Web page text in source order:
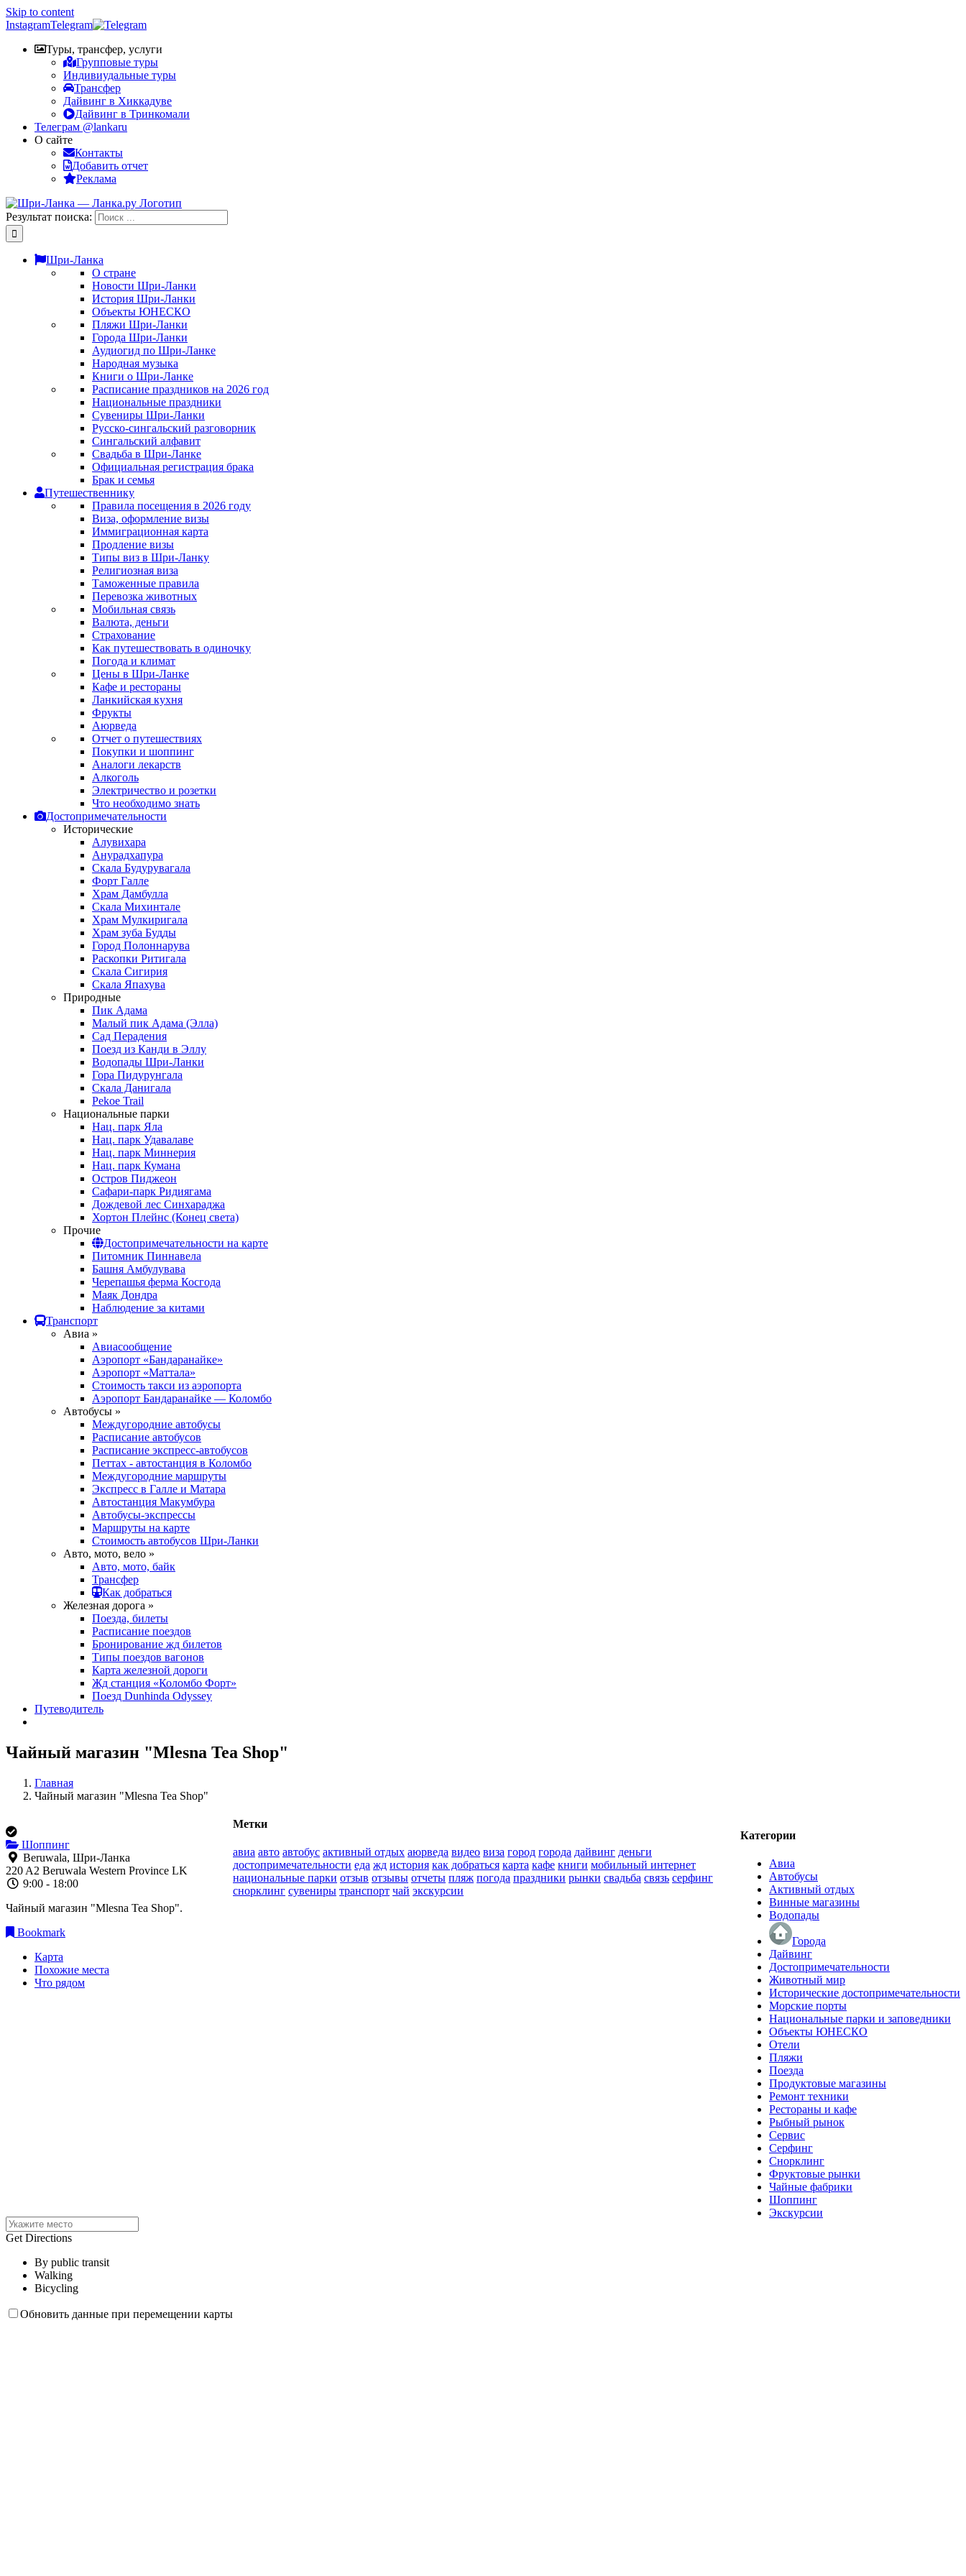
Skip to content
InstagramTelegram
Туры, трансфер, услуги
Групповые туры
Индивиудальные туры
Трансфер
Дайвинг в Хиккадуве
Дайвинг в Тринкомали
Телеграм @lankaru
О сайте
Контакты
Добавить отчет
Реклама
Результат поиска:
Шри-Ланка
О стране
Новости Шри-Ланки
История Шри-Ланки
Объекты ЮНЕСКО
Пляжи Шри-Ланки
Города Шри-Ланки
Аудиогид по Шри-Ланке
Народная музыка
Книги о Шри-Ланке
Расписание праздников на 2026 год
Национальные праздники
Сувениры Шри-Ланки
Русско-сингальский разговорник
Сингальский алфавит
Свадьба в Шри-Ланке
Официальная регистрация брака
Брак и семья
Путешественнику
Правила посещения в 2026 году
Виза, оформление визы
Иммиграционная карта
Продление визы
Типы виз в Шри-Ланку
Религиозная виза
Таможенные правила
Перевозка животных
Мобильная связь
Валюта, деньги
Страхование
Как путешествовать в одиночку
Погода и климат
Цены в Шри-Ланке
Кафе и рестораны
Ланкийская кухня
Фрукты
Аюрведа
Отчет о путешествиях
Покупки и шоппинг
Аналоги лекарств
Алкоголь
Электричество и розетки
Что необходимо знать
Достопримечательности
Исторические
Алувихара
Анурадхапура
Скала Будурувагала
Форт Галле
Храм Дамбулла
Скала Михинтале
Храм Мулкиригала
Храм зуба Будды
Город Полоннарува
Раскопки Ритигала
Скала Сигирия
Скала Япахува
Природные
Пик Адама
Малый пик Адама (Элла)
Сад Перадения
Поезд из Канди в Эллу
Водопады Шри-Ланки
Гора Пидурунгала
Скала Данигала
Pekoe Trail
Национальные парки
Нац. парк Яла
Нац. парк Удавалаве
Нац. парк Миннерия
Нац. парк Кумана
Остров Пиджеон
Сафари-парк Ридиягама
Дождевой лес Синхараджа
Хортон Плейнс (Конец света)
Прочие
Достопримечательности на карте
Питомник Пиннавела
Башня Амбулувава
Черепашья ферма Косгода
Маяк Дондра
Наблюдение за китами
Транспорт
Авиа »
Авиасообщение
Аэропорт «Бандаранайке»
Аэропорт «Маттала»
Стоимость такси из аэропорта
Аэропорт Бандаранайке — Коломбо
Автобусы »
Междугородние автобусы
Расписание автобусов
Расписание экспресс-автобусов
Петтах - автостанция в Коломбо
Междугородние маршруты
Экспресс в Галле и Матара
Автостанция Макумбура
Автобусы-экспрессы
Маршруты на карте
Стоимость автобусов Шри-Ланки
Авто, мото, вело »
Авто, мото, байк
Трансфер
Как добраться
Железная дорога »
Поезда, билеты
Расписание поездов
Бронирование жд билетов
Типы поездов вагонов
Карта железной дороги
Жд станция «Коломбо Форт»
Поезд Dunhinda Odyssey
Путеводитель
Чайный магазин "Mlesna Tea Shop"
Главная
Чайный магазин "Mlesna Tea Shop"
Шоппинг
Beruwala, Шри-Ланка
220 A2 Beruwala Western Province LK
9:00 - 18:00
Чайный магазин "Mlesna Tea Shop".
Bookmark
Карта
Похожие места
Что рядом
Get Directions
By public transit
Walking
Bicycling
Обновить данные при перемещении карты
Категории
Авиа
Автобусы
Активный отдых
Винные магазины
Водопады
Города
Дайвинг
Достопримечательности
Животный мир
Исторические достопримечательности
Морские порты
Национальные парки и заповедники
Объекты ЮНЕСКО
Отели
Пляжи
Поезда
Продуктовые магазины
Ремонт техники
Рестораны и кафе
Рыбный рынок
Сервис
Серфинг
Снорклинг
Фруктовые рынки
Чайные фабрики
Шоппинг
Экскурсии
Метки
авиа авто автобус активный отдых аюрведа видео виза город города дайвинг деньги
достопримечательности еда жд история как добраться карта кафе книги мобильный интернет
национальные парки отзыв отзывы отчеты пляж погода праздники рынки свадьба связь серфинг
снорклинг сувениры транспорт чай экскурсии